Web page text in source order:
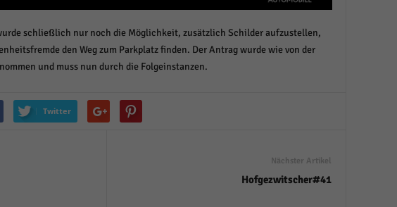
schließlich nur noch die Möglichkeit, zusätzlich Schilder aufzustellen,
den Weg zum Parkplatz finden. Der Antrag wurde wie von der
und muss nun durch die Folgeinstanzen.
Twitter
Nächster Artikel
Hofgezwitscher#41